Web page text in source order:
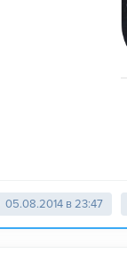
05.08.2014 в 23:47